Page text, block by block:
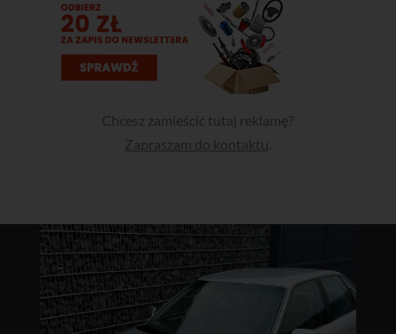
Chcesz zamieścić tutaj reklamę?
Zapraszam do kontaktu